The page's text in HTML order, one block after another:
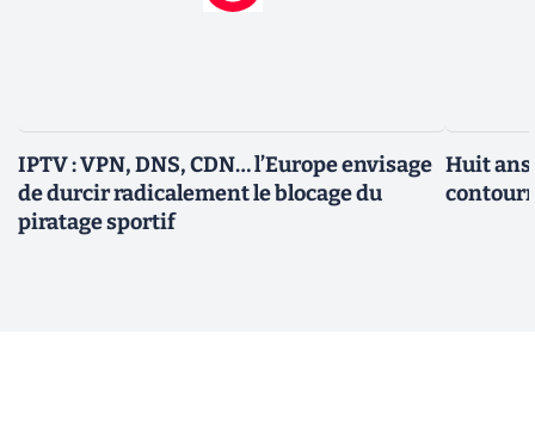
IPTV : VPN, DNS, CDN… l’Europe envisage
de durcir radicalement le blocage du
piratage sportif
Huit ans